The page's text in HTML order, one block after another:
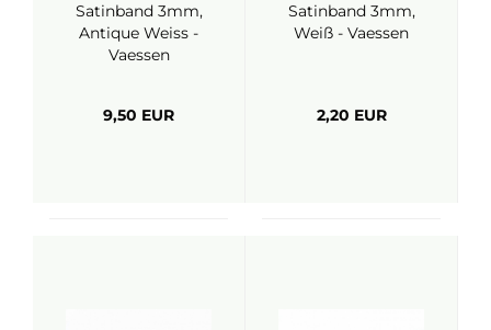
Satinband 3mm,
Antique Weiss -
Vaessen
9,50 EUR
Satinband 3mm,
Weiß - Vaessen
2,20 EUR